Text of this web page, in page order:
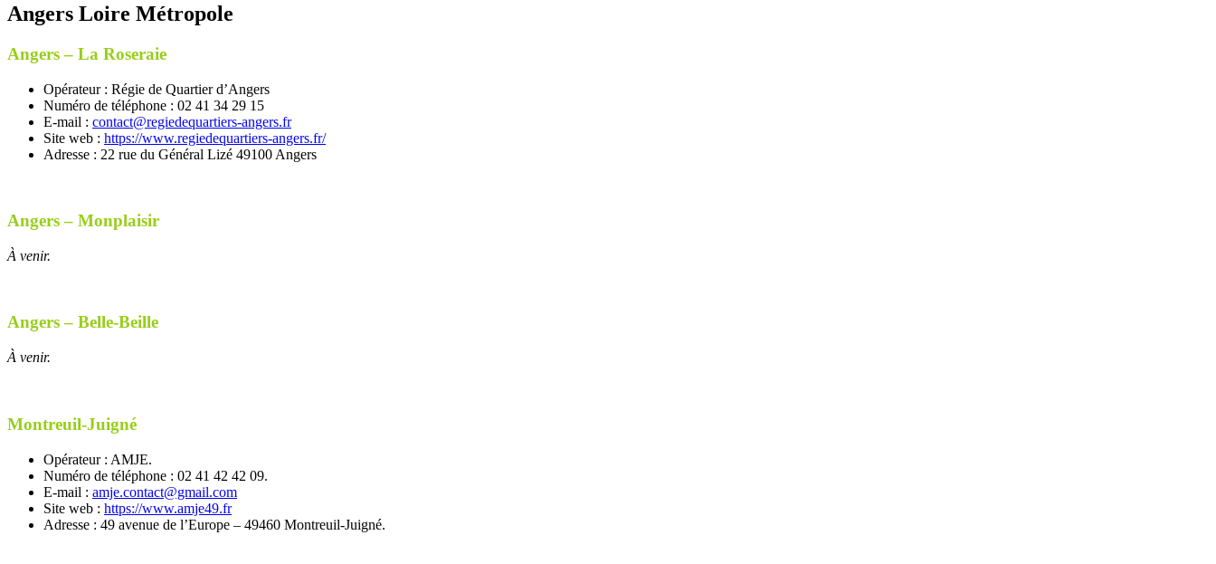
Angers Loire Métropole
Angers – La Roseraie
Opérateur : Régie de Quartier d’Angers
Numéro de téléphone : 02 41 34 29 15
E-mail : contact@regiedequartiers-angers.fr
Site web : https://www.regiedequartiers-angers.fr/
Adresse : 22 rue du Général Lizé 49100 Angers
Angers – Monplaisir
À venir.
Angers – Belle-Beille
À venir.
Montreuil-Juigné
Opérateur : AMJE.
Numéro de téléphone : 02 41 42 42 09.
E-mail : amje.contact@gmail.com
Site web : https://www.amje49.fr
Adresse : 49 avenue de l’Europe – 49460 Montreuil-Juigné.